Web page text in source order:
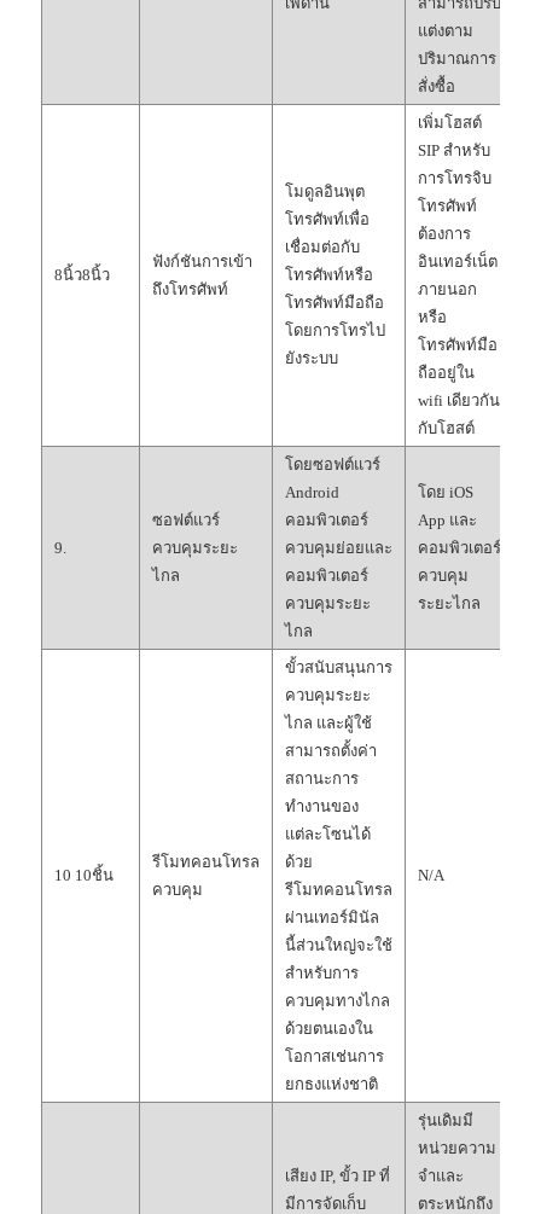
แต่งตาม
ปริมาณการ
สั่งซื้อ
8นิ้ว8นิ้ว
ฟังก์ชันการเข้า
ถึงโทรศัพท์
โมดูลอินพุต
โทรศัพท์เพื่อ
เชื่อมต่อกับ
โทรศัพท์หรือ
โทรศัพท์มือถือ
โดยการโทรไป
ยังระบบ
เพิ่มโฮสต์
SIP สำหรับ
การโทรจิบ
โทรศัพท์
ต้องการ
อินเทอร์เน็ต
ภายนอก
หรือ
โทรศัพท์มือ
ถืออยู่ใน
wifi เดียวกัน
กับโฮสต์
9.
ซอฟต์แวร์
ควบคุมระยะ
ไกล
โดยซอฟต์แวร์
Android
คอมพิวเตอร์
ควบคุมย่อยและ
คอมพิวเตอร์
ควบคุมระยะ
ไกล
โดย iOS
App และ
คอมพิวเตอร์
ควบคุม
ระยะไกล
10 10ชิ้น
รีโมทคอนโทรล
ควบคุม
ขั้วสนับสนุนการ
ควบคุมระยะ
ไกล และผู้ใช้
สามารถตั้งค่า
สถานะการ
ทำงานของ
แต่ละโซนได้
ด้วย
รีโมทคอนโทรล
ผ่านเทอร์มินัล
นี้ส่วนใหญ่จะใช้
สำหรับการ
ควบคุมทางไกล
ด้วยตนเองใน
โอกาสเช่นการ
ยกธงแห่งชาติ
N/A
เสียง IP, ขั้ว IP ที่
มีการจัดเก็บ
รุ่นเดิมมี
หน่วยความ
จำและ
ตระหนักถึง